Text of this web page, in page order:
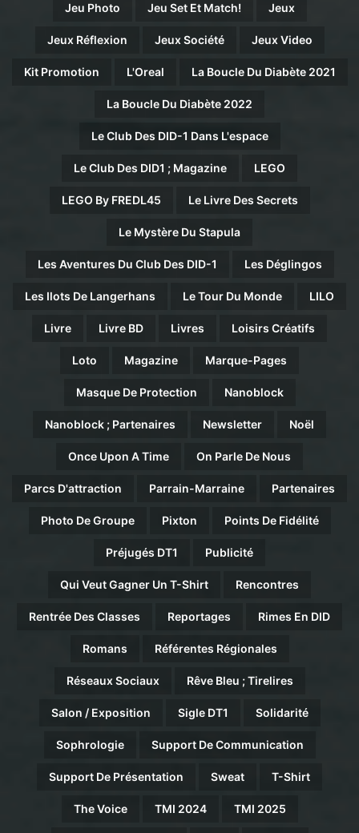
Jeu Photo Jeu Set Et Match! Jeux
Jeux Réflexion Jeux Société Jeux Video
Kit Promotion L'Oreal La Boucle Du Diabète 2021
La Boucle Du Diabète 2022
Le Club Des DID-1 Dans L'espace
Le Club Des DID1 ; Magazine LEGO
LEGO By FREDL45 Le Livre Des Secrets
Le Mystère Du Stapula
Les Aventures Du Club Des DID-1 Les Déglingos
Les Ilots De Langerhans Le Tour Du Monde LILO
Livre Livre BD Livres Loisirs Créatifs
Loto Magazine Marque-Pages
Masque De Protection Nanoblock
Nanoblock ; Partenaires Newsletter Noël
Once Upon A Time On Parle De Nous
Parcs D'attraction Parrain-Marraine Partenaires
Photo De Groupe Pixton Points De Fidélité
Préjugés DT1 Publicité
Qui Veut Gagner Un T-Shirt Rencontres
Rentrée Des Classes Reportages Rimes En DID
Romans Référentes Régionales
Réseaux Sociaux Rêve Bleu ; Tirelires
Salon / Exposition Sigle DT1 Solidarité
Sophrologie Support De Communication
Support De Présentation Sweat T-Shirt
The Voice TMI 2024 TMI 2025